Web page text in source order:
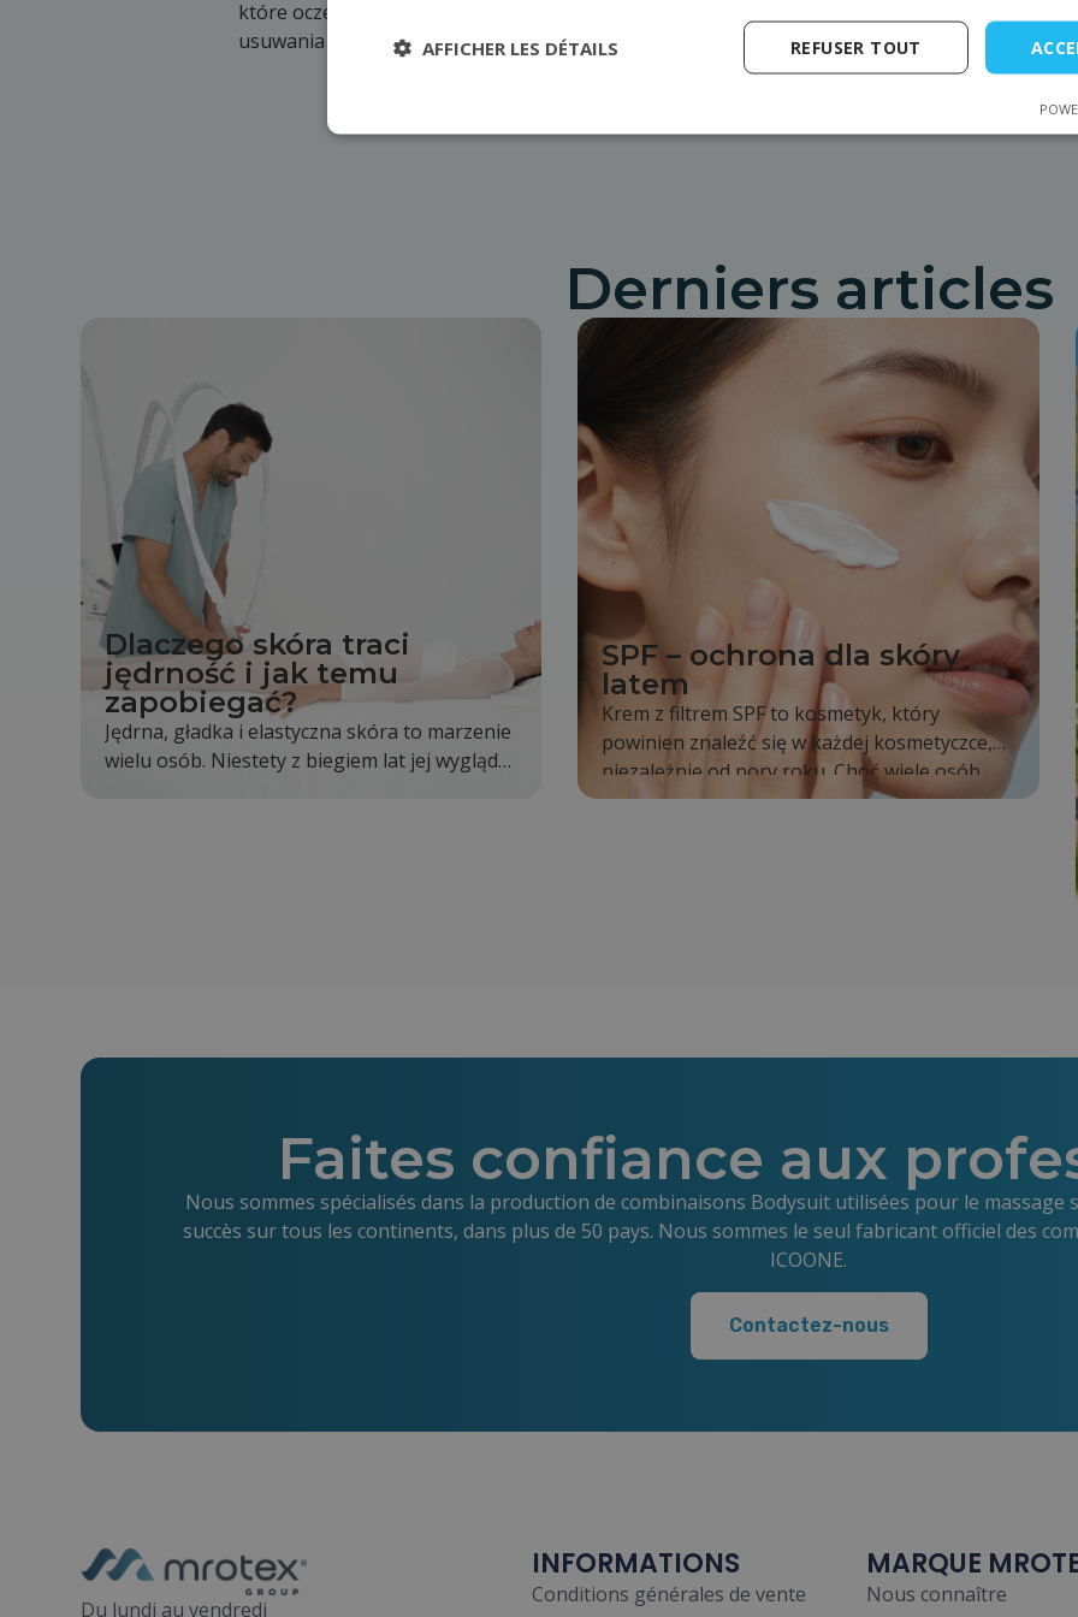
które oczekują zdecydowanie bardziej spektakularnego efektu, chcą już na zawsze pożegnać
usuwania owłosienia.
Derniers articles
Dlaczego skóra traci
jędrność i jak temu
zapobiegać?
Jędrna, gładka i elastyczna skóra to marzenie
wielu osób. Niestety z biegiem lat jej wygląd
SPF – ochrona dla skóry
latem
Krem z filtrem SPF to kosmetyk, który
powinien znaleźć się w każdej kosmetyczce,
niezależnie od pory roku. Choć wiele osób
sięga po niego dopiero latem, tak naprawdę
poparzeń słonecznych.
Faites confiance aux
Nous sommes spécialisés dans la production de combinaisons Bodysuit utilisées pour le massage
succès sur tous les continents, dans plus de 50 pays. Nous sommes le seul fabricant officiel des
ICOONE.
Contactez-nous
Du lundi au vendredi
INFORMATIONS
Conditions générales de vente
MARQUE
Nous connaître
REFUSER TOUT
AFFICHER LES DÉTAILS